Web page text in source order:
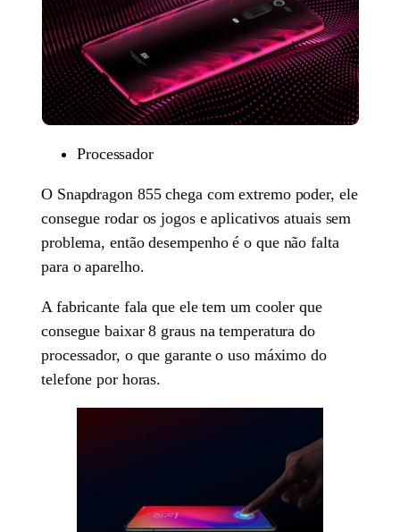
Processador
O Snapdragon 855 chega com extremo poder, ele
consegue rodar os jogos e aplicativos atuais sem
problema, então desempenho é o que não falta
para o aparelho.
A fabricante fala que ele tem um cooler que
consegue baixar 8 graus na temperatura do
processador, o que garante o uso máximo do
telefone por horas.